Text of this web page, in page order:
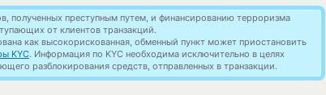
полученных преступным путем, и финансированию терроризма
от клиентов транзакций.
как высокорискованная, обменный пункт может приостановить
KYC. Информация по KYC необходима исключительно в целях
разблокирования средств, отправленных в транзакции.